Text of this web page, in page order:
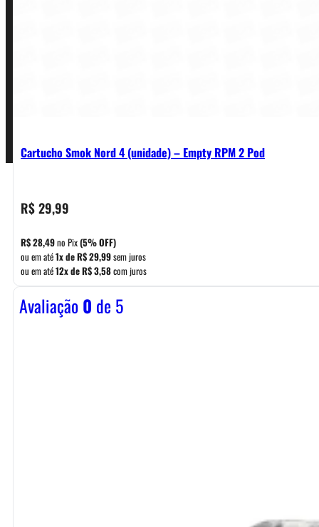
Cartucho Smok Nord 4 (unidade) – Empty RPM 2 Pod
R$29,99
R$28,49no Pix(5% OFF)
ou em até1x deR$29,99sem juros
ou em até12x deR$3,58com juros
Avaliação0 de 5